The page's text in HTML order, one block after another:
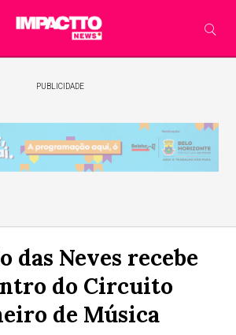
PUBLICIDADE
das Neves recebe
do Circuito
de Música